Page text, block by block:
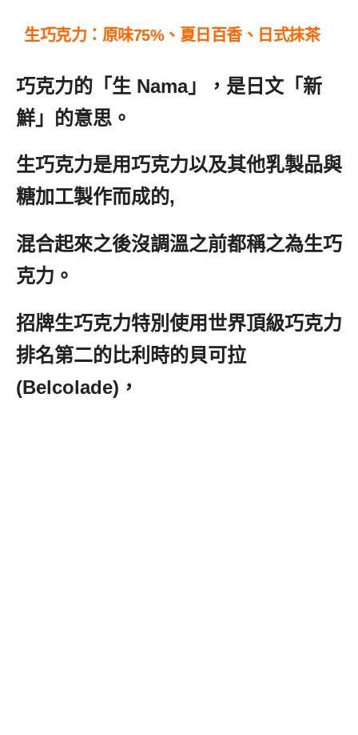
生巧克力：原味75%、夏日百香、日式抹茶
巧克力的「生 Nama」，是日文「新
鮮」的意思。
生巧克力是用巧克力以及其他乳製品與
糖加工製作而成的,
混合起來之後沒調溫之前都稱之為生巧
克力。
招牌生巧克力特別使用世界頂級巧克力
排名第二的比利時的貝可拉
(Belcolade)，